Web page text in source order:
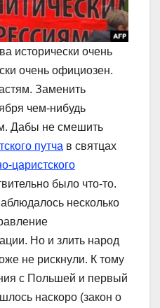
исторически очень
очень официозен.
Заменить
чем-нибудь
Дабы не смешить
путча в святцах
царистского
было что-то.
несколько
Но и злить народ
не рискнули. К тому
с Польшей и первый
наскоро (закон о